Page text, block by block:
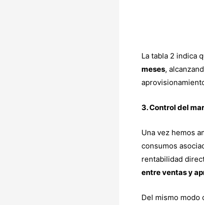
La tabla 2 indica
meses,
3. Control del
Una vez hemos
consumos
rentabilidad
entre ventas y
Del mismo modo